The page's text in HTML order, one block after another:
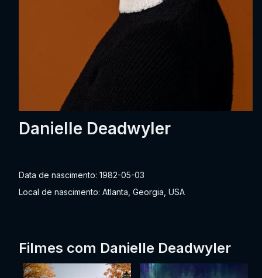
Danielle Deadwyler
Data de nascimento: 1982-05-03
Local de nascimento: Atlanta, Georgia, USA
Filmes com Danielle Deadwyler